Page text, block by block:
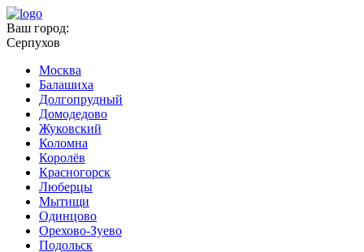
Ваш город:
Серпухов
Москва
Балашиха
Долгопрудный
Домодедово
Жуковский
Коломна
Королёв
Красногорск
Люберцы
Мытищи
Одинцово
Орехово-Зуево
Подольск